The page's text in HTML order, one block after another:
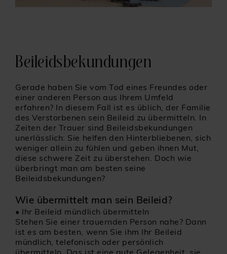
Beileidsbekundungen
Gerade haben Sie vom Tod eines Freundes oder
einer anderen Person aus Ihrem Umfeld
erfahren? In diesem Fall ist es üblich, der Familie
des Verstorbenen sein Beileid zu übermitteln. In
Zeiten der Trauer sind Beileidsbekundungen
unerlässlich: Sie helfen den Hinterbliebenen, sich
weniger allein zu fühlen und geben ihnen Mut,
diese schwere Zeit zu überstehen. Doch wie
überbringt man am besten seine
Beileidsbekundungen?
Wie übermittelt man sein Beileid?
• Ihr Beileid mündlich übermitteln
Stehen Sie einer trauernden Person nahe? Dann
ist es am besten, wenn Sie ihm Ihr Beileid
mündlich, telefonisch oder persönlich
übermitteln. Das ist eine gute Gelegenheit, sie